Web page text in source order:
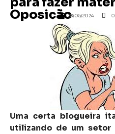
Oposição28/05/2024
Uma certa blogueira
utilizando de um setor